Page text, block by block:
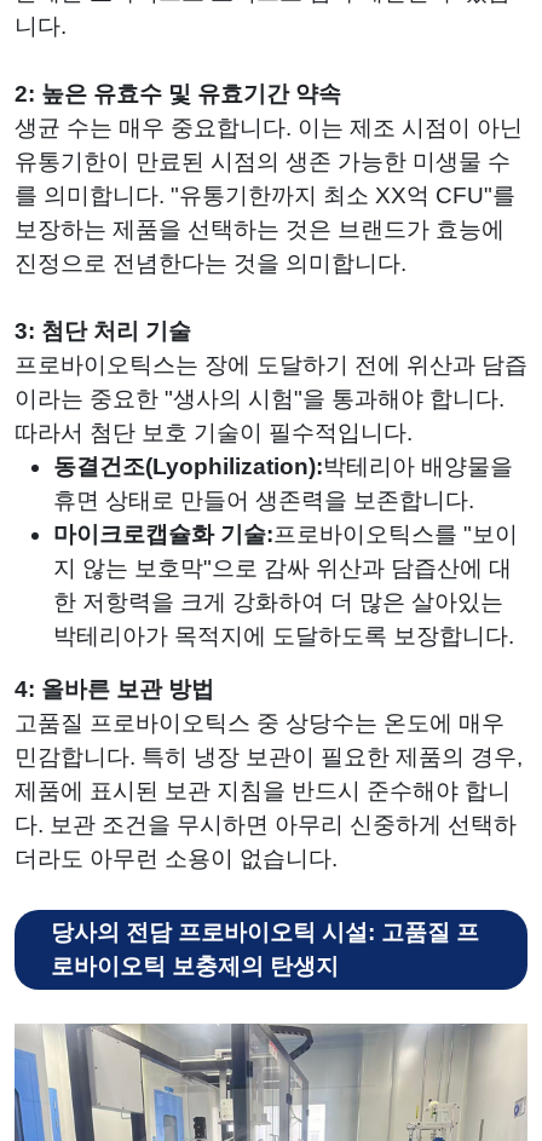
니다.
2: 높은 유효수 및 유효기간 약속
생균 수는 매우 중요합니다. 이는 제조 시점이 아닌
유통기한이 만료된 시점의 생존 가능한 미생물 수
를 의미합니다. "유통기한까지 최소 XX억 CFU"를
보장하는 제품을 선택하는 것은 브랜드가 효능에
진정으로 전념한다는 것을 의미합니다.
3: 첨단 처리 기술
프로바이오틱스는 장에 도달하기 전에 위산과 담즙
이라는 중요한 "생사의 시험"을 통과해야 합니다.
따라서 첨단 보호 기술이 필수적입니다.
동결건조(Lyophilization):박테리아 배양물을
휴면 상태로 만들어 생존력을 보존합니다.
마이크로캡슐화 기술:프로바이오틱스를 "보이
지 않는 보호막"으로 감싸 위산과 담즙산에 대
한 저항력을 크게 강화하여 더 많은 살아있는
박테리아가 목적지에 도달하도록 보장합니다.
4: 올바른 보관 방법
고품질 프로바이오틱스 중 상당수는 온도에 매우
민감합니다. 특히 냉장 보관이 필요한 제품의 경우,
제품에 표시된 보관 지침을 반드시 준수해야 합니
다. 보관 조건을 무시하면 아무리 신중하게 선택하
더라도 아무런 소용이 없습니다.
당사의 전담 프로바이오틱 시설: 고품질 프
로바이오틱 보충제의 탄생지